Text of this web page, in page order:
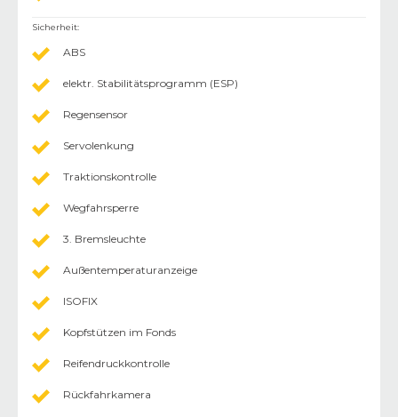
Sicherheit:
ABS
elektr. Stabilitätsprogramm (ESP)
Regensensor
Servolenkung
Traktionskontrolle
Wegfahrsperre
3. Bremsleuchte
Außentemperaturanzeige
ISOFIX
Kopfstützen im Fonds
Reifendruckkontrolle
Rückfahrkamera